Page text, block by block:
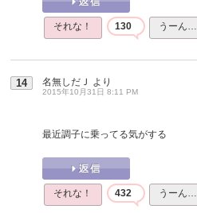
それな！ 130 うーん…
14 名無しだＪ より
2015年10月31日 8:11 PM
最近調子に乗ってる気がする
それな！ 432 うーん…